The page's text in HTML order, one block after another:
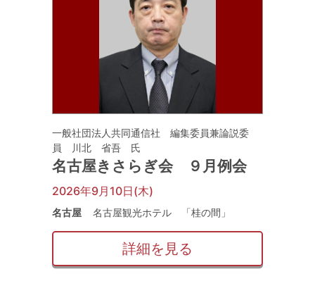
一般社団法人共同通信社 編集委員兼論説委
員 川北 省吾 氏
名古屋きさらぎ会 ９月例会
2026年9月10日(木)
名古屋 名古屋観光ホテル 「桂の間」
詳細を見る